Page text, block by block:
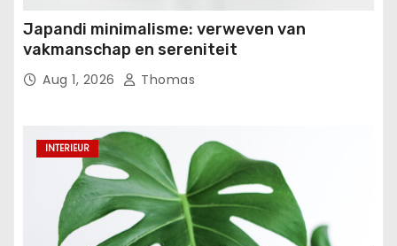
Japandi minimalisme: verweven van
vakmanschap en sereniteit
Aug 1, 2026 Thomas
INTERIEUR